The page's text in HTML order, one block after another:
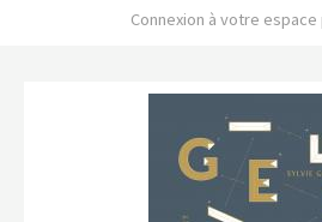
Connexion à votre